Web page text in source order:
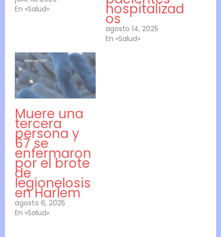
En «Salud»
hospitalizad
os
agosto 14, 2025
En «Salud»
Muere una
tercera
persona y
67 se
enfermaron
por el brote
de
legionelosis
en Harlem
agosto 6, 2025
En «Salud»